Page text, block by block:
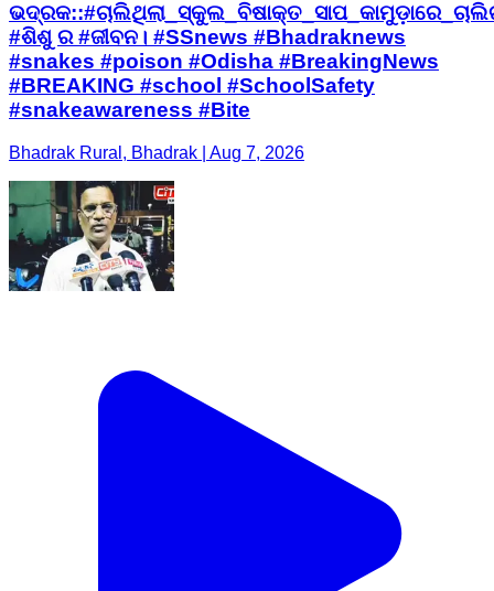
#ଶିଶୁ ର #ଜୀବନ। #SSnews #Bhadraknews
#snakes #poison #Odisha #BreakingNews
#BREAKING #school #SchoolSafety
#snakeawareness #Bite
Bhadrak Rural, Bhadrak | Aug 7, 2026